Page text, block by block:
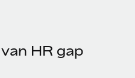
met onze MCP
HR gap